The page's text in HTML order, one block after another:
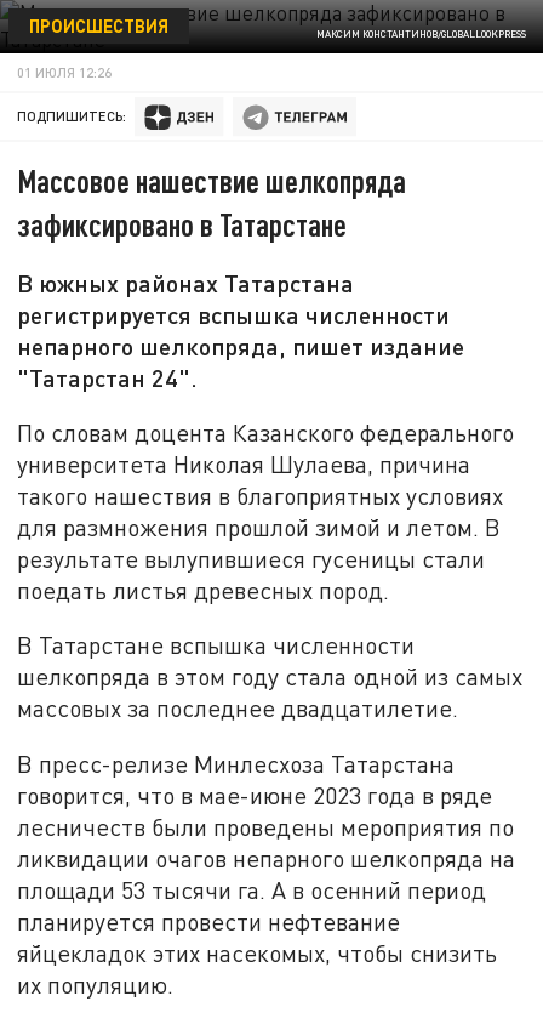
МАКСИМ КОНСТАНТИНОВ/GLOBALLOOKPRESS
ПРОИСШЕСТВИЯ
01 ИЮЛЯ 12:26
ПОДПИШИТЕСЬ:
Массовое нашествие шелкопряда
зафиксировано в Татарстане
В южных районах Татарстана
регистрируется вспышка численности
непарного шелкопряда, пишет издание
"Татарстан 24".
По словам доцента Казанского федерального
университета Николая Шулаева, причина
такого нашествия в благоприятных условиях
для размножения прошлой зимой и летом. В
результате вылупившиеся гусеницы стали
поедать листья древесных пород.
В Татарстане вспышка численности
шелкопряда в этом году стала одной из самых
массовых за последнее двадцатилетие.
В пресс-релизе Минлесхоза Татарстана
говорится, что в мае-июне 2023 года в ряде
лесничеств были проведены мероприятия по
ликвидации очагов непарного шелкопряда на
площади 53 тысячи га. А в осенний период
планируется провести нефтевание
яйцекладок этих насекомых, чтобы снизить
их популяцию.